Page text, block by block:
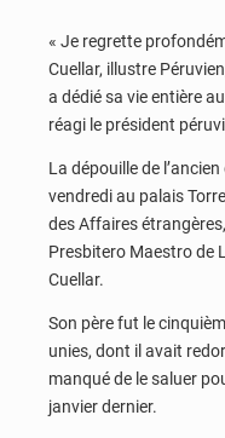
« Je regrette
Cuellar, illustre
a dédié sa vie entière
réagi le président
La dépouille de
vendredi au palais
des Affaires
Presbitero Maestro de
Cuellar.
Son père fut le
unies, dont il avait
manqué de le saluer
janvier dernier.